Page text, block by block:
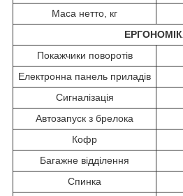
Маса нетто, кг
Покажчики поворотів
Електронна панель приладів
Сигналізація
Автозапуск з брелока
Кофр
Багажне відділення
Спинка